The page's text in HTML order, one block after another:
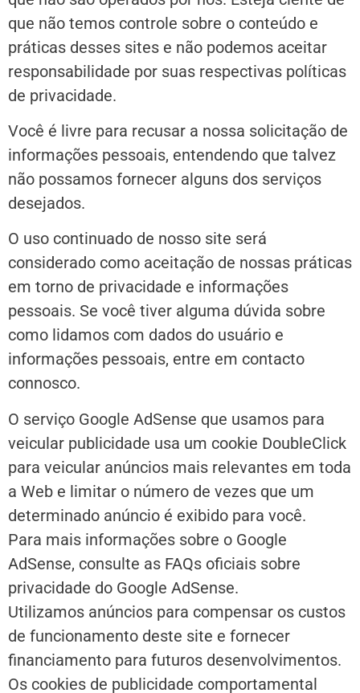
que não temos controle sobre o conteúdo e
práticas desses sites e não podemos aceitar
responsabilidade por suas respectivas políticas
de privacidade.
Você é livre para recusar a nossa solicitação de
informações pessoais, entendendo que talvez
não possamos fornecer alguns dos serviços
desejados.
O uso continuado de nosso site será
considerado como aceitação de nossas práticas
em torno de privacidade e informações
pessoais. Se você tiver alguma dúvida sobre
como lidamos com dados do usuário e
informações pessoais, entre em contacto
connosco.
O serviço Google AdSense que usamos para
veicular publicidade usa um cookie DoubleClick
para veicular anúncios mais relevantes em toda
a Web e limitar o número de vezes que um
determinado anúncio é exibido para você.
Para mais informações sobre o Google
AdSense, consulte as FAQs oficiais sobre
privacidade do Google AdSense.
Utilizamos anúncios para compensar os custos
de funcionamento deste site e fornecer
financiamento para futuros desenvolvimentos.
Os cookies de publicidade comportamental